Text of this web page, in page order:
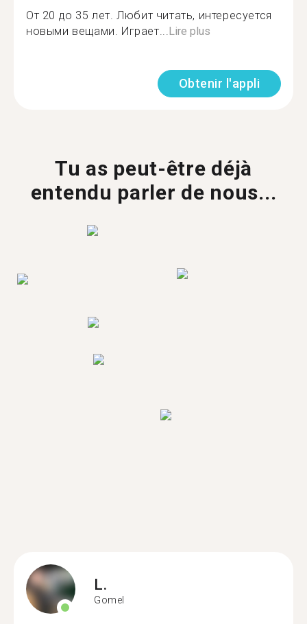
От 20 до 35 лет. Любит читать, интересуется
новыми вещами. Играет...Lire plus
Obtenir l'appli
Tu as peut-être déjà
entendu parler de nous...
L.
Gomel